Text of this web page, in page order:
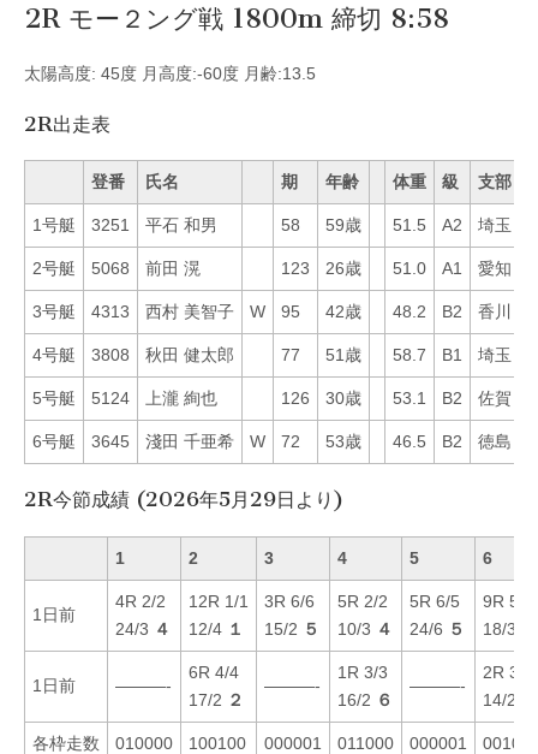
2R モー２ング戦 1800m 締切 8:58
太陽高度: 45度 月高度:-60度 月齢:13.5
2R出走表
登番 氏名 期 年齢 体重 級 支部
1号艇 3251 平石 和男 58 59歳 51.5 A2 埼玉
2号艇 5068 前田 滉 123 26歳 51.0 A1 愛知
3号艇 4313 西村 美智子 W 95 42歳 48.2 B2 香川
4号艇 3808 秋田 健太郎 77 51歳 58.7 B1 埼玉
5号艇 5124 上瀧 絢也 126 30歳 53.1 B2 佐賀
6号艇 3645 淺田 千亜希 W 72 53歳 46.5 B2 徳島
2R今節成績 (2026年5月29日より)
1 2 3 4 5 6
1日前
4R 2/2
24/3 ４
12R 1/1
12/4 １
3R 6/6
15/2 ５
5R 2/2
10/3 ４
5R 6/5
24/6 ５
9R 5/5
18/3
1日前 ———-
6R 4/4
17/2 ２
———-
1R 3/3
16/2 ６
———-
2R 3/3
14/2
各枠走数 010000 100100 000001 011000 000001